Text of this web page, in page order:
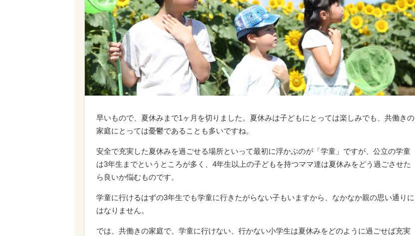
早いもので、夏休みまで1ヶ月を切りました。夏休みは子どもにとっては楽しみでも、共働きの
家庭にとっては憂鬱であることも多いですね。
安全で充実した夏休みを過ごせる場所といって最初に浮かぶのが「学童」ですが、公立の学童
は3年生までというところが多く、4年生以上の子どもを持つママ達は夏休みをどう過ごさせた
ら良いか悩むものです。
学童に行けるはずの3年生でも学童に行きたがらない子もいますから、なかなか親の思い通りに
はなりません。
では、共働きの家庭で、学童に行けない、行かない小学生は夏休みをどのように過ごせば充実